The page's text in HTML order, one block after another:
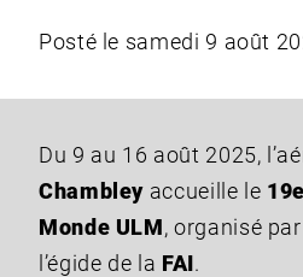
Posté le samedi 9 août
Du 9 au 16 août 2025,
Chambley accueille le
Monde ULM , organisé
l’égide de la FAI .